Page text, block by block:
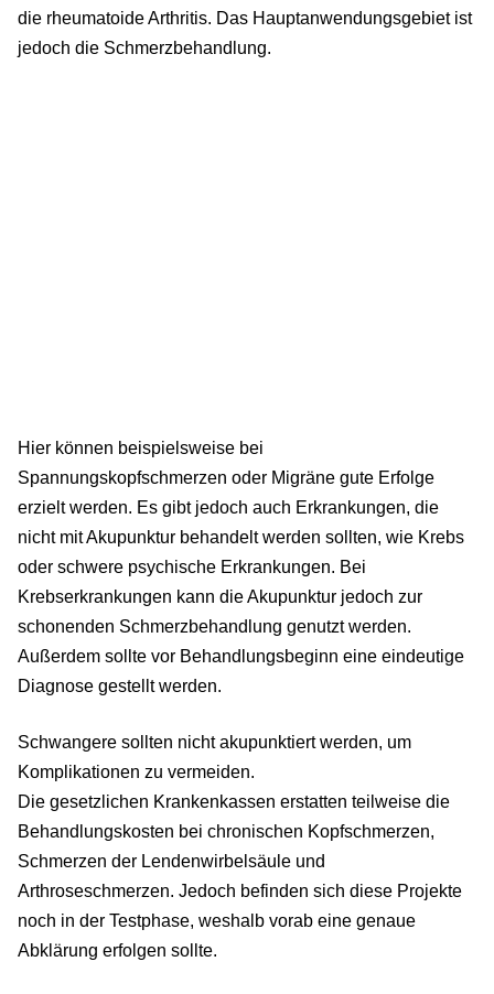
die rheumatoide Arthritis. Das Hauptanwendungsgebiet ist
jedoch die Schmerzbehandlung.
Hier können beispielsweise bei
Spannungskopfschmerzen oder Migräne gute Erfolge
erzielt werden. Es gibt jedoch auch Erkrankungen, die
nicht mit Akupunktur behandelt werden sollten, wie Krebs
oder schwere psychische Erkrankungen. Bei
Krebserkrankungen kann die Akupunktur jedoch zur
schonenden Schmerzbehandlung genutzt werden.
Außerdem sollte vor Behandlungsbeginn eine eindeutige
Diagnose gestellt werden.
Schwangere sollten nicht akupunktiert werden, um
Komplikationen zu vermeiden.
Die gesetzlichen Krankenkassen erstatten teilweise die
Behandlungskosten bei chronischen Kopfschmerzen,
Schmerzen der Lendenwirbelsäule und
Arthroseschmerzen. Jedoch befinden sich diese Projekte
noch in der Testphase, weshalb vorab eine genaue
Abklärung erfolgen sollte.